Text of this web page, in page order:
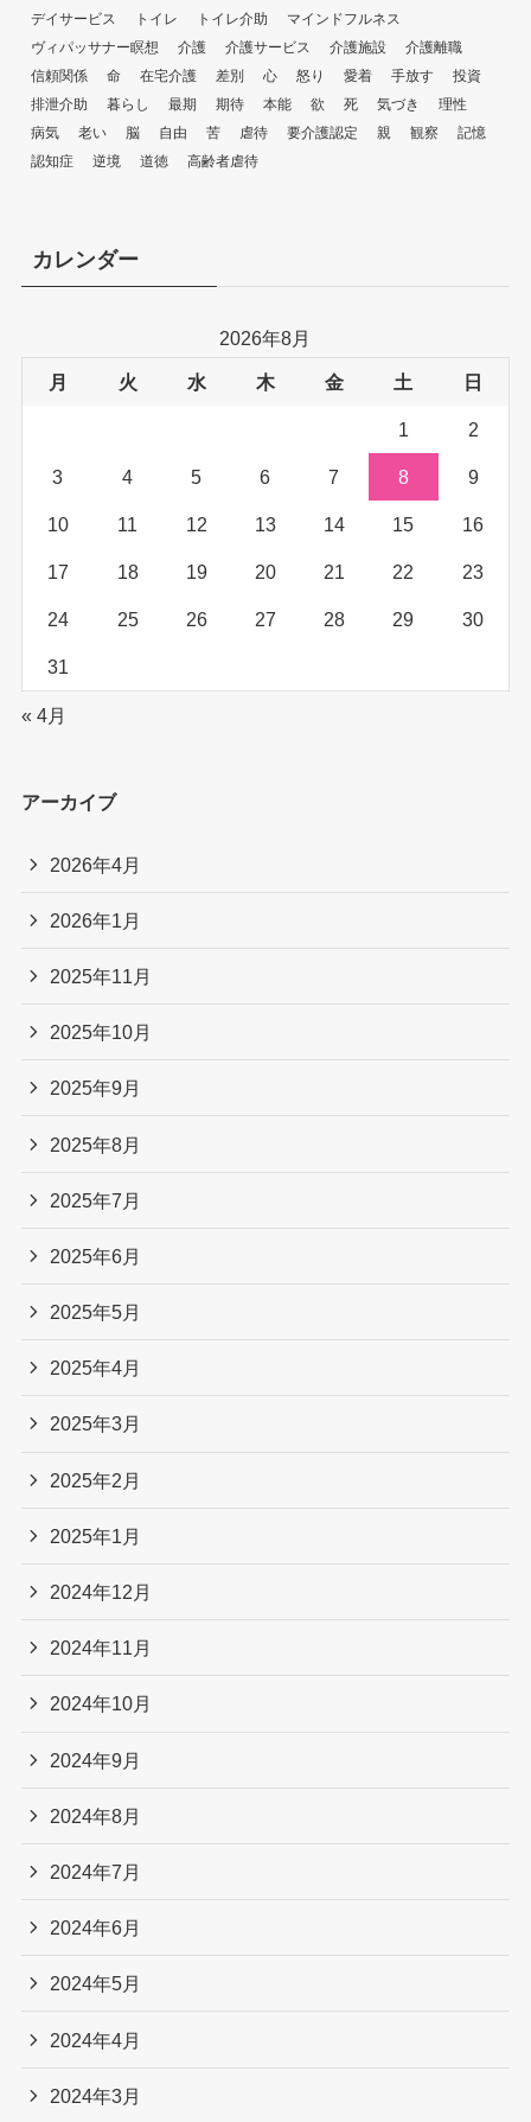
デイサービス
トイレ トイレ介助
マインドフルネス
ヴィパッサナー瞑想
介護 介護サービス 介護施設
介護離職
信頼関係
命 在宅介護 差別 心 怒り 愛着 手放す
投資
排泄介助
暮らし 最期 期待 本能 欲 死 気づき
理性
病気
老い 脳 自由 苦 虐待 要介護認定 親 観察
記憶
認知症
逆境 道徳 高齢者虐待
カレンダー
2026年8月
月 火 水 木 金 土 日
1 2
3 4 5 6 7 8 9
10 11 12 13 14 15 16
17 18 19 20 21 22 23
24 25 26 27 28 29 30
31
« 4月
アーカイブ
2026年4月
2026年1月
2025年11月
2025年10月
2025年9月
2025年8月
2025年7月
2025年6月
2025年5月
2025年4月
2025年3月
2025年2月
2025年1月
2024年12月
2024年11月
2024年10月
2024年9月
2024年8月
2024年7月
2024年6月
2024年5月
2024年4月
2024年3月